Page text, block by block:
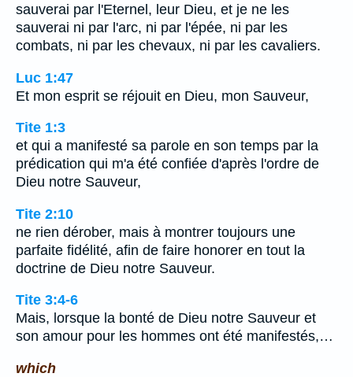
sauverai par l'Eternel, leur Dieu, et je ne les
sauverai ni par l'arc, ni par l'épée, ni par les
combats, ni par les chevaux, ni par les cavaliers.
Luc 1:47
Et mon esprit se réjouit en Dieu, mon Sauveur,
Tite 1:3
et qui a manifesté sa parole en son temps par la
prédication qui m'a été confiée d'après l'ordre de
Dieu notre Sauveur,
Tite 2:10
ne rien dérober, mais à montrer toujours une
parfaite fidélité, afin de faire honorer en tout la
doctrine de Dieu notre Sauveur.
Tite 3:4-6
Mais, lorsque la bonté de Dieu notre Sauveur et
son amour pour les hommes ont été manifestés,…
which